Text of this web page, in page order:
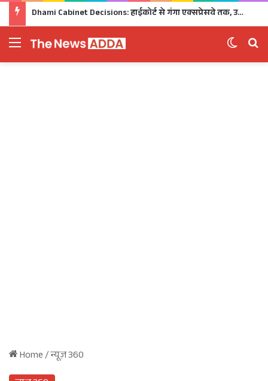
Dhami Cabinet Decisions: हाईकोर्ट से गंगा एक्सप्रेसवे तक, उत्तराखंड कैबिनेट के बड़े फैसले Click
Menu
Home/न्यूज़ 360